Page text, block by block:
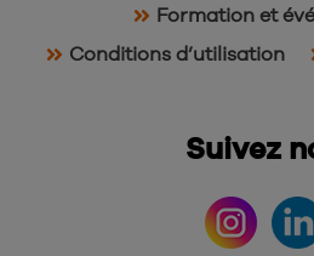
Formation et
Conditions d’utilisation
Suivez